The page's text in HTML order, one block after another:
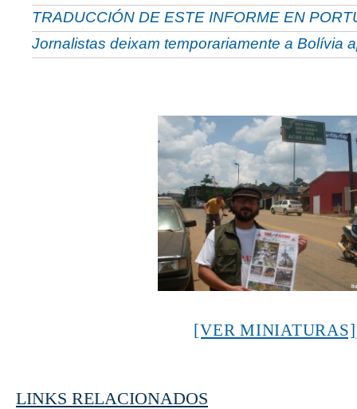
TRADUCCIÓN DE ESTE INFORME EN
Jornalistas deixam temporariamente a Bolívia
[VER MINIATURAS]
LINKS RELACIONADOS